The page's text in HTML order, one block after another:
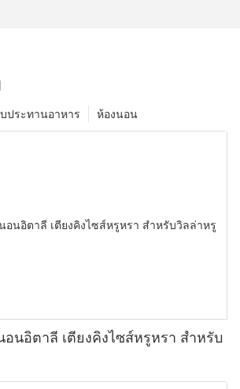
ห้องนอน
ประทานอาหาร
อนอิตาลี เตียงคิงไซส์หรูหรา สำหรับ